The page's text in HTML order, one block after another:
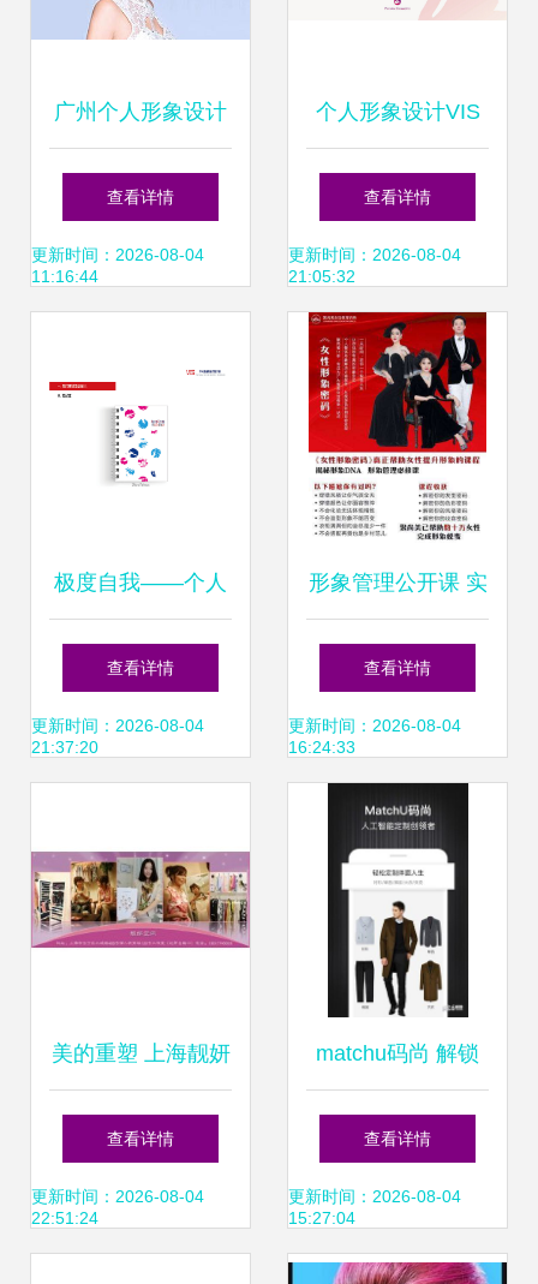
广州个人形象设计
培训价格与化妆培
训哪家好？——广
深度测评
查看详情
更新时间：2026-08-04
11:16:44
个人形象设计VIS
从视觉到内心的全
方位塑造
查看详情
更新时间：2026-08-04
21:05:32
极度自我——个人
VI形象设计之道
查看详情
更新时间：2026-08-04
21:37:20
形象管理公开课 实
用穿衣搭配与化妆
技巧，明星设计师
一对一指导——杭
州站个人形象设计
查看详情
更新时间：2026-08-04
16:24:33
美的重塑 上海靓妍
空间形象设计——
解锁个人形象设计
查看详情
更新时间：2026-08-04
22:51:24
matchu码尚 解锁
个人形象设计的数
字化新时代
查看详情
更新时间：2026-08-04
15:27:04